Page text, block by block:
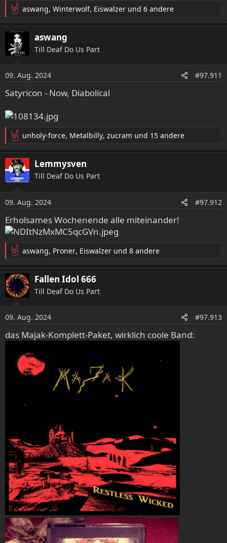
R
e
a
k
t
n
e
n
:
aswang, Winterwolf, Eiswalzer und 6 andere
aswang
Till Deaf Do Us Part
09. Aug. 2024 #97.911
Satyricon - Now, Diabolical
R
e
a
k
t
n
e
n
:
unholy-force, Metalbilly, zucram und 15 andere
Lemmysven
Till Deaf Do Us Part
09. Aug. 2024 #97.912
Erholsames Wochenende alle miteinander!
R
e
a
k
t
n
e
n
aswang, Proner, Eiswalzer und 8 andere
Fallen Idol 666
Till Deaf Do Us Part
09. Aug. 2024 #97.913
das Majak-Komplett-Paket, wirklich coole Band: